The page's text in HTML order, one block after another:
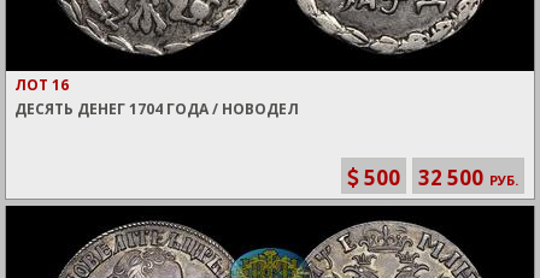
ЛОТ 16
ДЕСЯТЬ ДЕНЕГ 1704 ГОДА / НОВОДЕЛ
500 32 500 РУБ.